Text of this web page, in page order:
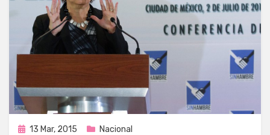
Publicada
13 Mar, 2015 Nacional